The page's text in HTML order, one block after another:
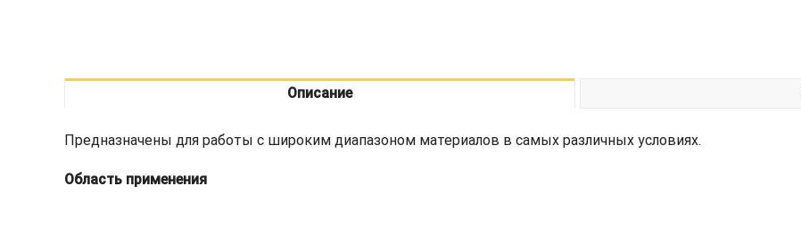
Описание
Предназначены для работы с широким диапазоном материалов в самых различных условиях.
Область применения